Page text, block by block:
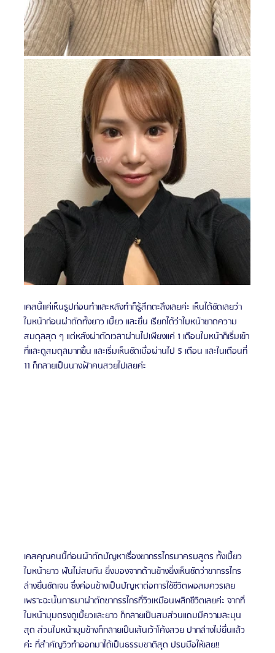
เคสนี้แค่เห็นรูปก่อนทำและหลังทำก็รู้สึกตะลึงเลยค่ะ เห็นได้ชัดเลยว่า
ใบหน้าก่อนผ่าตัดทั้งยาว เบี้ยว และยื่น เรียกได้ว่าใบหน้าขาดความ
สมดุลสุด ๆ แต่หลังผ่าตัดเวลาผ่านไปเพียงแค่ 1 เดือนใบหน้าก็เริ่มเข้า
ที่และดูสมดุลมากขึ้น และเริ่มเห็นชัดเมื่อผ่านไป 5 เดือน และในเดือนที่
11 ก็กลายเป็นนางฟ้าคนสวยไปเลยค่ะ
เคสคุณคนนี้ก่อนผ้าตัดปัญหาเรื่องขากรรไกรมาครบสูตร ทั้งเบี้ยว
ใบหน้ายาว ฟันไม่สบกัน ยิ่งมองจากด้านข้างยิ่งเห็นชัดว่าขากรรไกร
ล่างยื่นชัดเจน ซึ่งค่อนข้างเป็นปัญหาต่อการใช้ชีวิตพอสมควรเลย
เพราะฉะนั้นการมาผ่าตัดขากรรไกรที่วิวเหมือนพลิกชีวิตเลยค่ะ จากที่
ใบหน้ามุมตรงดูเบี้ยวและยาว ก็กลายเป็นสมส่วนแถมมีความละมุน
สุด ส่วนใบหน้ามุมข้างก็กลายเป็นเส้นเว้าโค้งสวย ปากล่างไม่ยื่นแล้ว
ค่ะ ที่สำคัญวิวทำออกมาได้เป็นธรรมชาติสุด ปรบมือให้เลย!!